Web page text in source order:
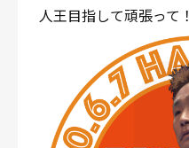
人王目指して頑張って！